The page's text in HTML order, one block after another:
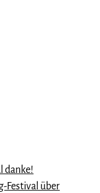
danke!
Festival über